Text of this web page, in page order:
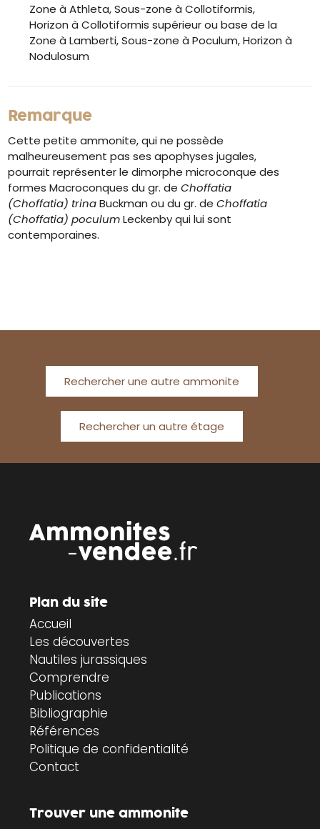
Zone à Athleta, Sous-zone à Collotiformis,
Horizon à Collotiformis supérieur ou base de la
Zone à Lamberti, Sous-zone à Poculum, Horizon à
Nodulosum
Remarque
Cette petite ammonite, qui ne possède
malheureusement pas ses apophyses jugales,
pourrait représenter le dimorphe microconque des
formes Macroconques du gr. deChoffatia
(Choffatia) trinaBuckman ou du gr. deChoffatia
(Choffatia) poculumLeckenby qui lui sont
contemporaines.
Rechercher une autre ammonite
Rechercher un autre étage
Plan du site
Accueil
Les découvertes
Nautiles jurassiques
Comprendre
Publications
Bibliographie
Références
Politique de confidentialité
Contact
Trouver une ammonite